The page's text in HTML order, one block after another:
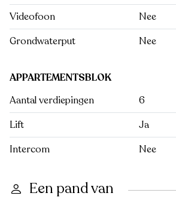
Videofoon
Nee
Grondwaterput
Nee
APPARTEMENTSBLOK
Aantal verdiepingen
6
Lift
Ja
Intercom
Nee
Een pand van